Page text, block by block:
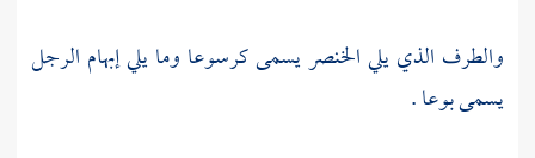
والطرف الذي يلي الخنصر يسمى كرسوعا وما يلي إبهام الرجل
يسمى بوعا .